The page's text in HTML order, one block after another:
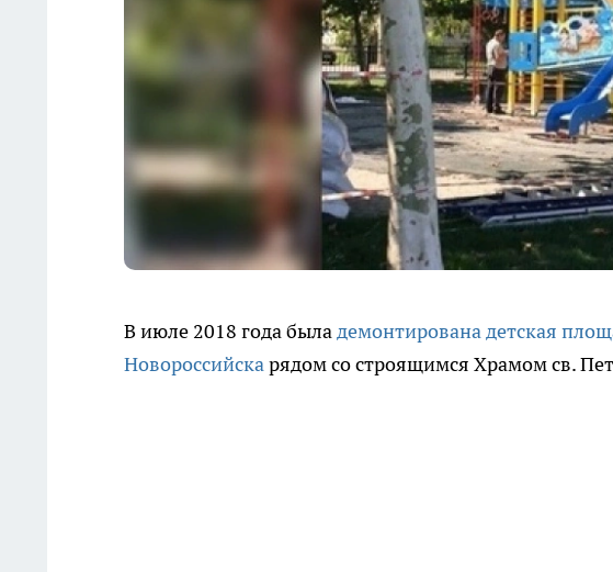
В июле 2018 года быладемонтирована детская
Новороссийскарядом со строящимся Храмом св.